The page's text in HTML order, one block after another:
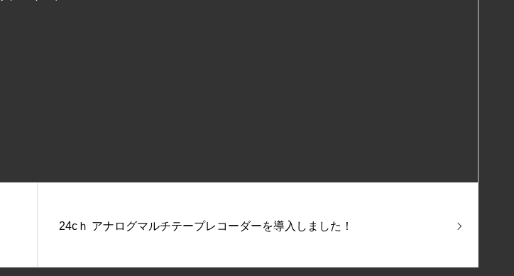
24cｈ アナログマルチテープレコーダーを導入しました！